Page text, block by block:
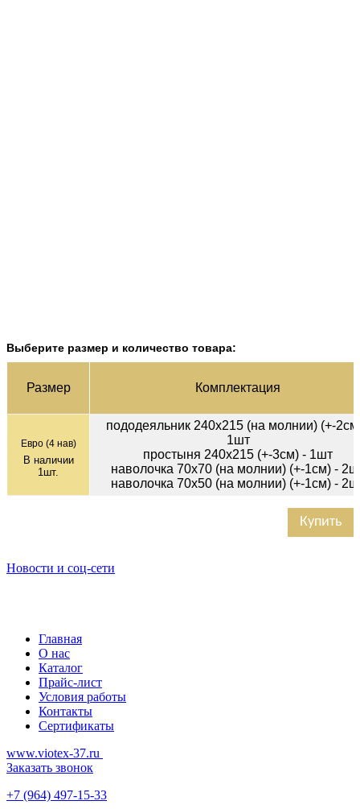
Выберите размер и количество товара:
Раз­мер Ком­плек­тация
Евро (4 нав)
В наличии
1 шт.
пододеяльник 240х215 (на молнии) (+-
1шт
простыня 240х215 (+-3см) - 1шт
наволочка 70х70 (на молнии) (+-1см) -
наволочка 70х50 (на молнии) (+-1см) -
Купить
Новости и соц-сети
Главная
О нас
Каталог
Прайс-лист
Условия работы
Контакты
Сертификаты
www.viotex-37.ru
Заказать звонок
+7 (964) 497-15-33